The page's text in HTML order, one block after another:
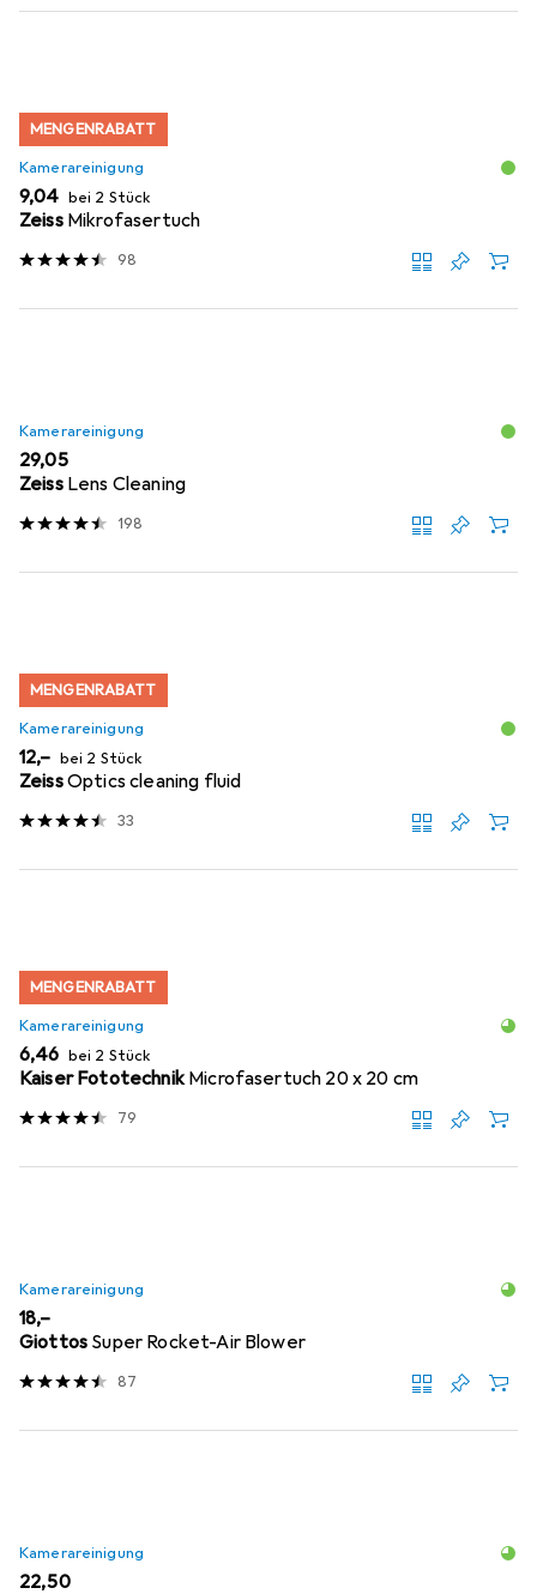
MENGENRABATT
Kamerareinigung
EUR
9,04 bei 2 Stück
Zeiss Mikrofasertuch
98
Kamerareinigung
EUR
29,05
Zeiss Lens Cleaning
198
MENGENRABATT
Kamerareinigung
EUR
12,– bei 2 Stück
ZeissOptics cleaning fluid
33
MENGENRABATT
Kamerareinigung
EUR
6,46 bei 2 Stück
Kaiser Fototechnik Microfasertuch 20 x 20 cm
79
Kamerareinigung
EUR
18,–
Giottos Super Rocket-Air Blower
87
Kamerareinigung
EUR
22,50